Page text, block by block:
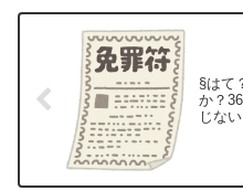
§はて
か？
じない